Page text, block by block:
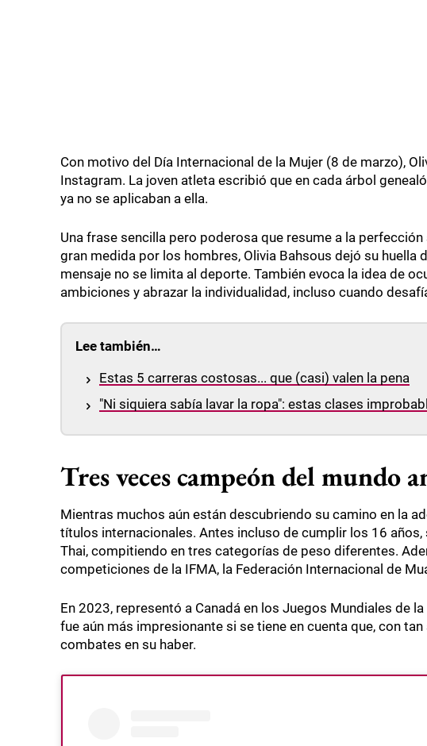
Con motivo del Día Internacional de la Mujer (8 de marzo),
Instagram. La joven atleta escribió que en cada árbol
ya no se aplicaban a ella.
Una frase sencilla pero poderosa que resume a la
gran medida por los hombres, Olivia Bahsous dejó su huella
mensaje no se limita al deporte. También evoca la idea de
ambiciones y abrazar la individualidad, incluso cuando
Lee también…
Estas 5 carreras costosas... que (casi) valen la pena
"Ni siquiera sabía lavar la ropa": estas clases
Tres veces campeón del mundo
Mientras muchos aún están descubriendo su camino en la
títulos internacionales. Antes incluso de cumplir los 16
Thai, compitiendo en tres categorías de peso diferentes.
competiciones de la IFMA, la Federación Internacional de
En 2023, representó a Canadá en los Juegos Mundiales de
fue aún más impresionante si se tiene en cuenta que, con
combates en su haber.